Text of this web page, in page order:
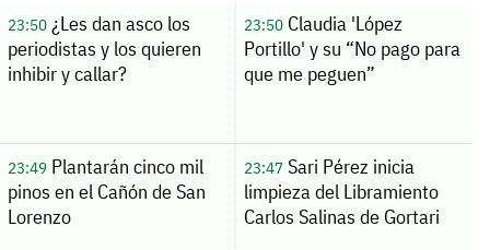
23:50¿Les dan asco los
periodistas y los quieren
inhibir y callar?
23:50Claudia 'López
Portillo' y su “No pago para
que me peguen”
23:49Plantarán cinco mil
pinos en el Cañón de San
Lorenzo
23:47Sari Pérez inicia
limpieza del Libramiento
Carlos Salinas de Gortari